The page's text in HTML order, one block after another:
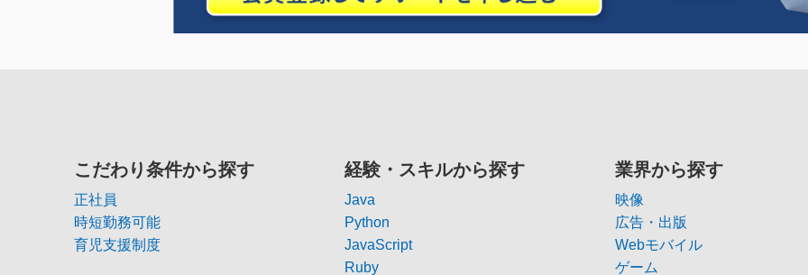
こだわり条件から探す
正社員
時短勤務可能
育児支援制度
経験・スキルから探す
Java
Python
JavaScript
Ruby
業界から探す
映像
広告・出版
Webモバイル
ゲーム